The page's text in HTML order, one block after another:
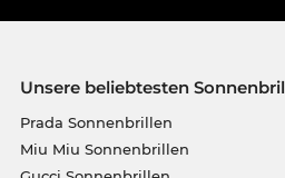
Unsere beliebtesten
Prada Sonnenbrillen
Miu Miu Sonnenbrillen